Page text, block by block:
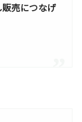
売につなげ